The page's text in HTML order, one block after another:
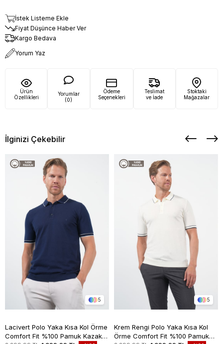
İstek Listeme Ekle
Fiyat Düşünce Haber Ver
Kargo Bedava
Yorum Yaz
Ürün
Özellikleri
Yorumlar
(0)
Ödeme
Seçenekleri
Teslimat
ve İade
Stoktaki
Mağazalar
İlginizi Çekebilir
5
Lacivert Polo Yaka Kısa Kol Örme
Comfort Fit %100 Pamuk Kazak
5
Krem Rengi Polo Yaka Kısa Kol
Örme Comfort Fit %100 Pamuk